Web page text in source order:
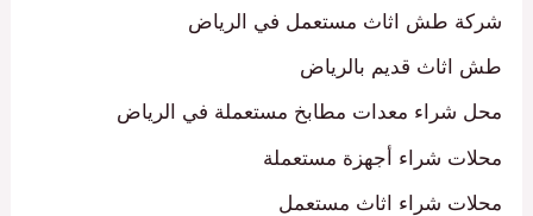
شركة طش اثاث مستعمل في الرياض
طش اثاث قديم بالرياض
محل شراء معدات مطابخ مستعملة في الرياض
محلات شراء أجهزة مستعملة
محلات شراء اثاث مستعمل